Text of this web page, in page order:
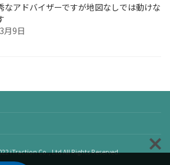
なアドバイザーですが地図なしでは動けな
月9日
iTraction Co., Ltd All Rights Reserved.